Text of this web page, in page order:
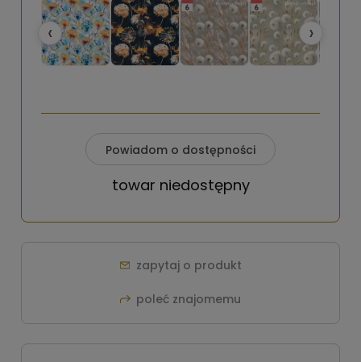
‹ ›
Powiadom o dostępności
towar niedostępny
zapytaj o produkt
poleć znajomemu